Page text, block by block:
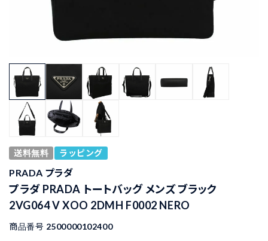
送料無料 ラッピング
PRADA プラダ
プラダ PRADA トートバッグ メンズ ブラック
2VG064 V XOO 2DMH F0002 NERO
商品番号 2500000102400